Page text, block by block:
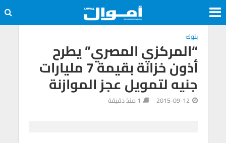
بنوك
“المركزي المصري” يطرح
أذون خزانة بقيمة 7 مليارات
جنيه لتمويل عجز الموازنة
2015-09-12 1 منذ دقيقة